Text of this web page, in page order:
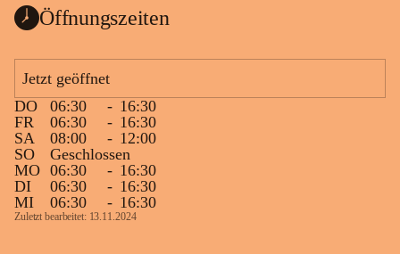
Öffnungszeiten
Jetzt geöffnet
DO
06:30 - 16:30
FR
06:30 - 16:30
SA
08:00 - 12:00
SO
Geschlossen
MO 06:30 - 16:30
DI
06:30 - 16:30
MI
06:30 - 16:30
Zuletzt bearbeitet: 13.11.2024